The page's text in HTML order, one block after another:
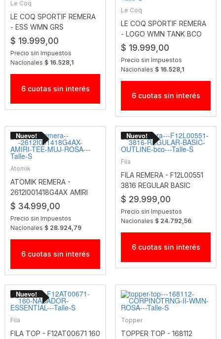
Le Coq
LE COQ SPORTIF REMERA
- ESS WMN GRS
$ 19.999,00
Precio sin Impuestos
Nacionales $ 16.528,1
6 cuotas sin interés
Le Coq
LE COQ SPORTIF REMERA
- LOGO WMN TANK BCO
$ 19.999,00
Precio sin Impuestos
Nacionales $ 16.528,1
6 cuotas sin interés
Atomik
ATOMIK REMERA -
2612I001418G4AX AMIRI
TEE MUJ ROSA
$ 34.999,00
Precio sin Impuestos
Nacionales $ 28.924,79
6 cuotas sin interés
Fila
FILA REMERA - F12L00551
3816 REGULAR BASIC
OUTLINE BCO
$ 29.999,00
Precio sin Impuestos
Nacionales $ 24.792,56
6 cuotas sin interés
Fila
FILA TOP - F12AT00671 160
Topper
TOPPER TOP - 168112